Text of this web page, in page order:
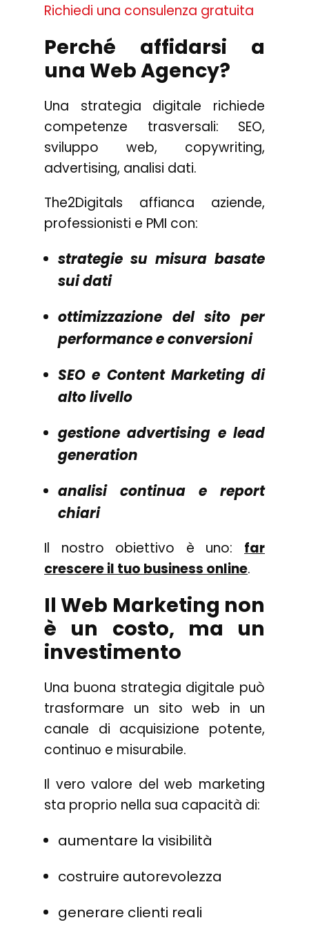
Richiedi una consulenza gratuita
Perché affidarsi a
una Web Agency?
Una strategia digitale richiede
competenze trasversali: SEO,
sviluppo web, copywriting,
advertising, analisi dati.
The2Digitals affianca aziende,
professionisti e PMI con:
strategie su misura basate
sui dati
ottimizzazione del sito per
performance e conversioni
SEO e Content Marketing di
alto livello
gestione advertising e lead
generation
analisi continua e report
chiari
Il nostro obiettivo è uno: far
crescere il tuo business online.
Il Web Marketing non
è un costo, ma un
investimento
Una buona strategia digitale può
trasformare un sito web in un
canale di acquisizione potente,
continuo e misurabile.
Il vero valore del web marketing
sta proprio nella sua capacità di:
aumentare la visibilità
costruire autorevolezza
generare clienti reali